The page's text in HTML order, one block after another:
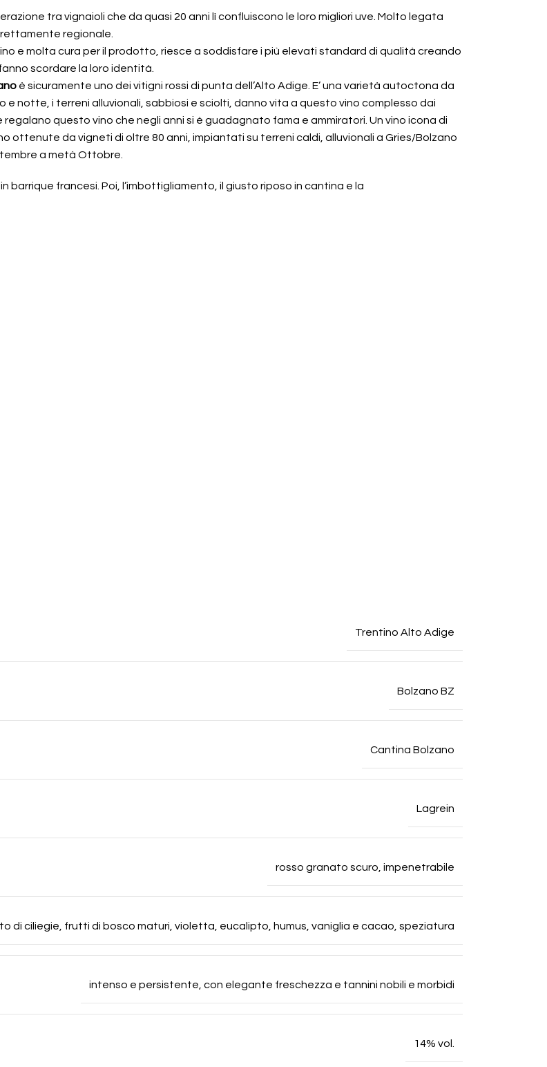
tra vignaioli che da quasi 20 anni lì confluiscono le loro migliori uve. Molto legata
regionale.
e molta cura per il prodotto, riesce a soddisfare i più elevati standard di qualità creando
scordare la loro identità.
è sicuramente uno dei vitigni rossi di punta dell’Alto Adige. E’ una varietà autoctona da
notte, i terreni alluvionali, sabbiosi e sciolti, danno vita a questo vino complesso dai
questo vino che negli anni si è guadagnato fama e ammiratori. Un vino icona di
da vigneti di oltre 80 anni, impiantati su terreni caldi, alluvionali a Gries/Bolzano
a metà Ottobre.
barrique francesi. Poi, l’imbottigliamento, il giusto riposo in cantina e la
Trentino Alto Adige
Bolzano BZ
Cantina Bolzano
Lagrein
rosso granato scuro, impenetrabile
di ciliegie, frutti di bosco maturi, violetta, eucalipto, humus, vaniglia e cacao, speziatura
intenso e persistente, con elegante freschezza e tannini nobili e morbidi
14% vol.